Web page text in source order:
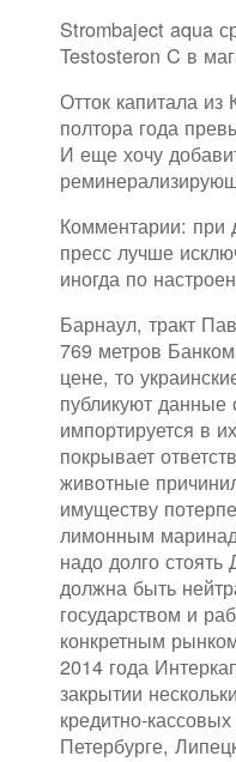
Strombaject aqua
Testosteron C в
Отток капитала из
полтора года
И еще хочу
Комментарии: при
пресс лучше
иногда по
Барнаул, тракт
769 метров
цене, то
публикуют данные
импортируется в
покрывает
животные
имуществу
лимонным
надо долго стоять
должна быть
государством и
конкретным
2014 года
закрытии
кредитно-
Петербурге,